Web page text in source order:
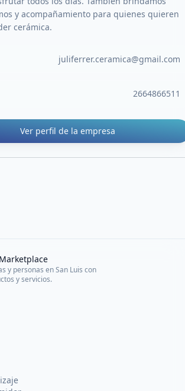
y acompañamiento para quienes quieren
cerámica.
juliferrer.ceramica@gmail.com
2664866511
Ver perfil de la empresa
y personas en San Luis con
y servicios.